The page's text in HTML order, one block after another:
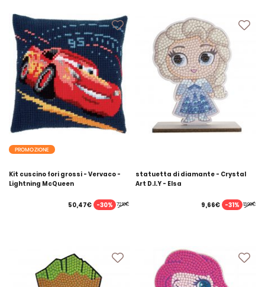
PROMOZIONE
Kit cuscino fori grossi - Vervaco -
Lightning McQueen
72,10€
50,47€ -30%
statuetta di diamante - Crystal
Art D.I.Y - Elsa
13,99€
9,66€ -31%